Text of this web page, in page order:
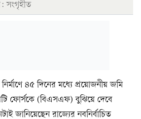
সংগৃহীত
নির্মাণে ৪৫ দিনের মধ্যে প্রয়োজনীয় জমি
ফোর্সকে (বিএসএফ) বুঝিয়ে দেবে
জানিয়েছেন রাজ্যের নবনির্বাচিত